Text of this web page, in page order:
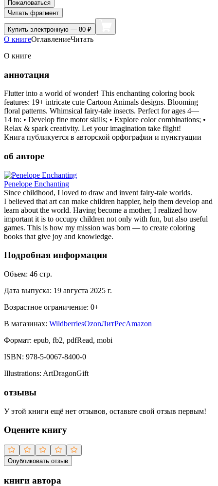
Пожаловаться
Читать фрагмент
Купить электронную — 80 ₽
О книгеОглавлениеЧитать
О книге
аннотация
Flutter into a world of wonder! This enchanting coloring book
features: 19+ intricate cute Cartoon Animals designs. Blooming
floral patterns. Whimsical fairy-tale insects. Perfect for ages 4—
14 to: • Develop fine motor skills; • Explore color combinations; •
Relax & spark creativity. Let your imagination take flight!
Книга публикуется в авторской орфографии и пунктуации
об авторе
Penelope Enchanting
Since childhood, I loved to draw and invent fairy-tale worlds.
I believed that art can make children happier, help them develop and
learn about the world. Having become a mother, I realized how
important it is to occupy children not only with fun, but also useful
games. This is how my mission was born — to create coloring
books that give joy and knowledge.
Подробная информация
Объем: 46 стр.
Дата выпуска: 19 августа 2025 г.
Возрастное ограничение: 0+
В магазинах: WildberriesOzonЛитРесAmazon
Формат: epub, fb2, pdfRead, mobi
ISBN: 978-5-0067-8400-0
Illustrations: ArtDragonGift
отзывы
У этой книги ещё нет отзывов, оставьте свой отзыв первым!
Оцените книгу
Опубликовать отзыв
книги автора